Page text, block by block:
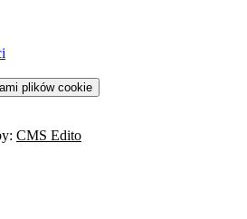
plików cookie
CMS Edito